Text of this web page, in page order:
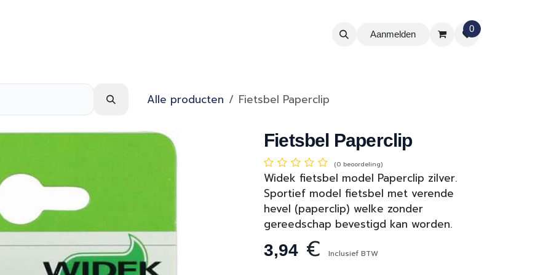
Aanmelden
0
Alle producten Fietsbel Paperclip
Fietsbel Paperclip
(0 beoordeling)
Widek fietsbel model Paperclip zilver.
Sportief model fietsbel met verende
hevel (paperclip) welke zonder
gereedschap bevestigd kan worden.
3,94 € Inclusief BTW